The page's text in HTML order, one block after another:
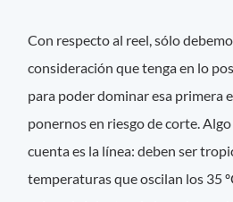
Con respecto al reel, sólo
consideración que tenga en lo
para poder dominar esa primera
ponernos en riesgo de corte.
cuenta es la línea: deben ser
temperaturas que oscilan los 35